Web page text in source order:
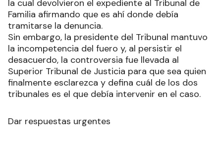
la cual devolvieron el expediente al Tribunal de
Familia afirmando que es ahí donde debía
tramitarse la denuncia.
Sin embargo, la presidente del Tribunal mantuvo
la incompetencia del fuero y, al persistir el
desacuerdo, la controversia fue llevada al
Superior Tribunal de Justicia para que sea quien
finalmente esclarezca y defina cuál de los dos
tribunales es el que debía intervenir en el caso.
Dar respuestas urgentes